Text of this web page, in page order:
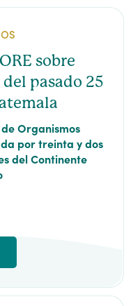
sobre
pasado 25
Organismos
por treinta y dos
del Continente